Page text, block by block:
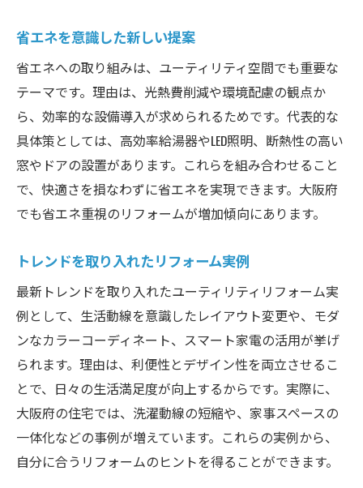
省エネを意識した新しい提案
省エネへの取り組みは、ユーティリティ空間でも重要な
テーマです。理由は、光熱費削減や環境配慮の観点か
ら、効率的な設備導入が求められるためです。代表的な
具体策としては、高効率給湯器やLED照明、断熱性の高い
窓やドアの設置があります。これらを組み合わせること
で、快適さを損なわずに省エネを実現できます。大阪府
でも省エネ重視のリフォームが増加傾向にあります。
トレンドを取り入れたリフォーム実例
最新トレンドを取り入れたユーティリティリフォーム実
例として、生活動線を意識したレイアウト変更や、モダ
ンなカラーコーディネート、スマート家電の活用が挙げ
られます。理由は、利便性とデザイン性を両立させるこ
とで、日々の生活満足度が向上するからです。実際に、
大阪府の住宅では、洗濯動線の短縮や、家事スペースの
一体化などの事例が増えています。これらの実例から、
自分に合うリフォームのヒントを得ることができます。